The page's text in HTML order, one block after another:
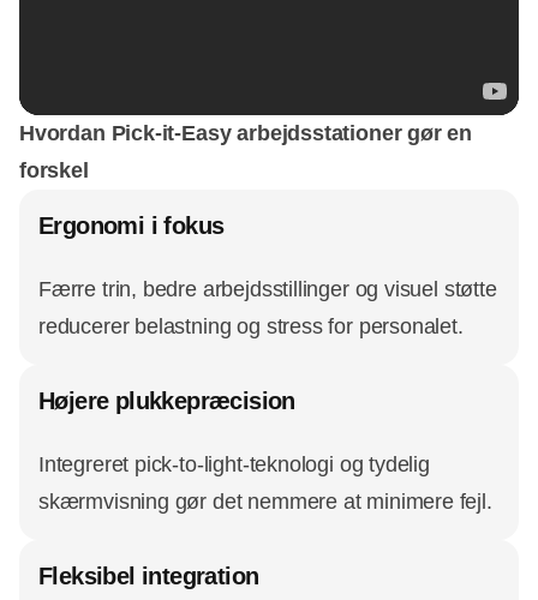
Hvordan Pick-it-Easy arbejdsstationer gør en
forskel
Ergonomi i fokus
Færre trin, bedre arbejdsstillinger og visuel støtte
reducerer belastning og stress for personalet.
Højere plukkepræcision
Integreret pick-to-light-teknologi og tydelig
skærmvisning gør det nemmere at minimere fejl.
Fleksibel integration